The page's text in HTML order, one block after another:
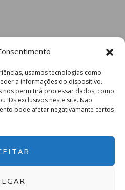
usamos tecnologias como
a informações do dispositivo.
nos permitirá processar dados, como
IDs exclusivos neste site. Não
pode afetar negativamante certos